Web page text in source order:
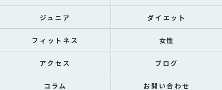
ジュニア ダイエット
フィットネス 女性
アクセス ブログ
コラム お問い合わせ